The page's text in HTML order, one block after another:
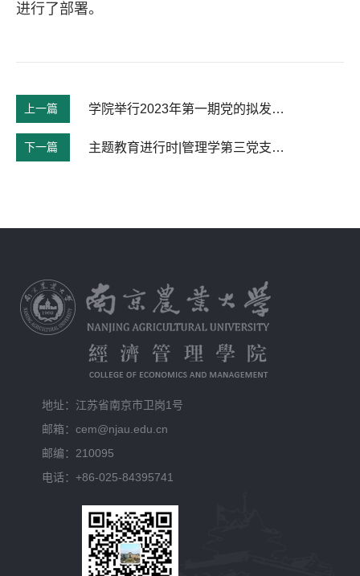
进行了部署。
上一篇 学院举行2023年第一期党的拟发展对象答辩大会
下一篇 主题教育进行时|管理学第三党支部开展“学习贯彻习近平新时代中国特色社会主义思想——以实际行动加快建设农业强国”主题党课
地址：江苏省南京市卫岗1号
邮箱：cem@njau.edu.cn
邮编：210095
电话：+86-025-84395741